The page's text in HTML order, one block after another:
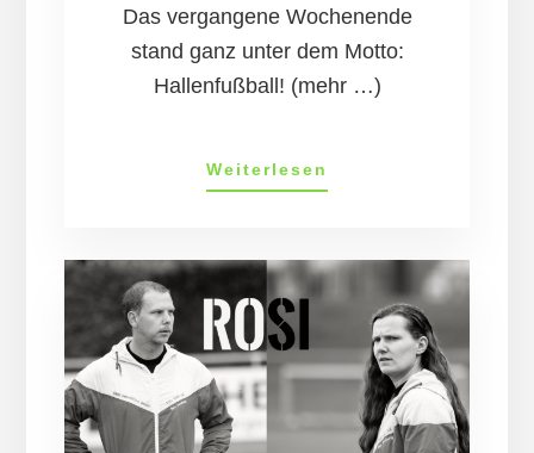
Das vergangene Wochenende
stand ganz unter dem Motto:
Hallenfußball! (mehr …)
Weiterlesen
Juniorinnen
11.
Hallen­
fußball­­
turnier
für
Mädchen
und